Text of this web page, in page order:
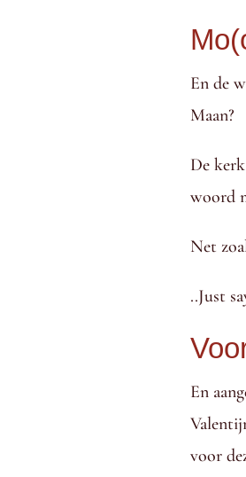
En de
Maan?
De
woord
Net
..Just
En
voor